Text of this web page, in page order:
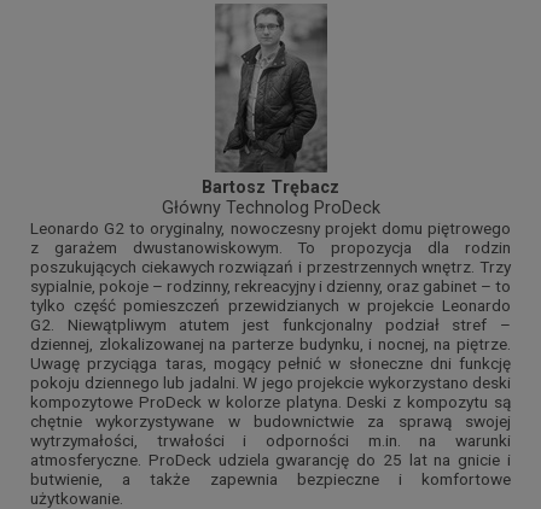
Bartosz Trębacz
Główny Technolog ProDeck
Leonardo G2 to oryginalny, nowoczesny projekt domu piętrowego
z garażem dwustanowiskowym. To propozycja dla rodzin
poszukujących ciekawych rozwiązań i przestrzennych wnętrz. Trzy
sypialnie, pokoje – rodzinny, rekreacyjny i dzienny, oraz gabinet – to
tylko część pomieszczeń przewidzianych w projekcie Leonardo
G2. Niewątpliwym atutem jest funkcjonalny podział stref –
dziennej, zlokalizowanej na parterze budynku, i nocnej, na piętrze.
Uwagę przyciąga taras, mogący pełnić w słoneczne dni funkcję
pokoju dziennego lub jadalni. W jego projekcie wykorzystano deski
kompozytowe ProDeck w kolorze platyna. Deski z kompozytu są
chętnie wykorzystywane w budownictwie za sprawą swojej
wytrzymałości, trwałości i odporności m.in. na warunki
atmosferyczne. ProDeck udziela gwarancję do 25 lat na gnicie i
butwienie, a także zapewnia bezpieczne i komfortowe
użytkowanie.